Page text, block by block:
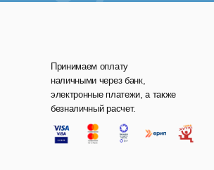
Принимаем оплату
наличными через банк,
электронные платежи, а также
безналичный расчет.